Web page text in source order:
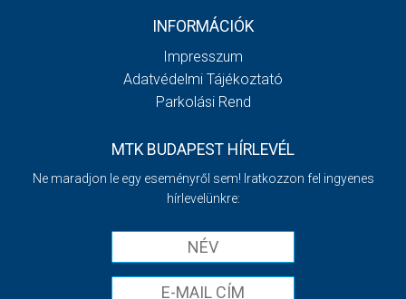
INFORMÁCIÓK
Impresszum
Adatvédelmi Tájékoztató
Parkolási Rend
MTK BUDAPEST HÍRLEVÉL
Ne maradjon le egy eseményről sem! Iratkozzon fel ingyenes
hírlevelünkre: